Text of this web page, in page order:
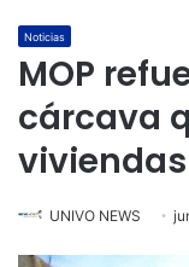
Noticias
MOP
cárcava
UNIVO NEWS